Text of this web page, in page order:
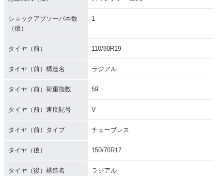
ショックアブソーバ本数
（後）
1
タイヤ（前） 110/80R19
タイヤ（前）構造名 ラジアル
タイヤ（前）荷重指数 59
タイヤ（前）速度記号 V
タイヤ（前）タイプ チューブレス
タイヤ（後） 150/70R17
タイヤ（後）構造名 ラジアル